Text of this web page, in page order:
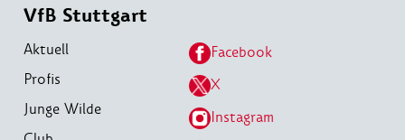
VfB Stuttgart
Aktuell
Profis
Junge Wilde
Facebook
X
Instagram